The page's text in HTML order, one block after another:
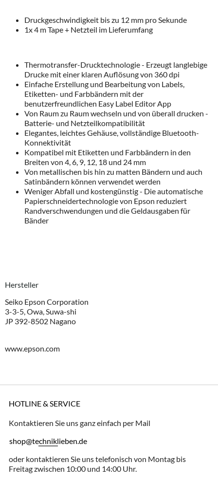
Druckgeschwindigkeit bis zu 12 mm pro Sekunde
1x 4 m Tape + Netzteil im Lieferumfang
Thermotransfer-Drucktechnologie - Erzeugt langlebige
Drucke mit einer klaren Auflösung von 360 dpi
Einfache Erstellung und Bearbeitung von Labels,
Etiketten- und Farbbändern mit der
benutzerfreundlichen Easy Label Editor App
Von Raum zu Raum wechseln und von überall drucken -
Batterie- und Netzteilkompatibilität
Elegantes, leichtes Gehäuse, vollständige Bluetooth-
Konnektivität
Kompatibel mit Etiketten und Farbbändern in den
Breiten von 4, 6, 9, 12, 18 und 24 mm
Von metallischen bis hin zu matten Bändern und auch
Satinbändern können verwendet werden
Weniger Abfall und kostengünstig - Die automatische
Papierschneidertechnologie von Epson reduziert
Randverschwendungen und die Geldausgaben für
Bänder
Hersteller
Seiko Epson Corporation
3-3-5, Owa, Suwa-shi
JP 392-8502 Nagano
www.epson.com
HOTLINE & SERVICE
Kontaktieren Sie uns ganz einfach per Mail
shop@techniklieben.de
oder kontaktieren Sie uns telefonisch von Montag bis
Freitag zwischen 10:00 und 14:00 Uhr.